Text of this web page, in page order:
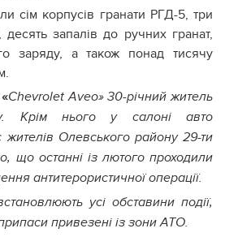
сім корпусів гранати РГД-5, три
запалів до ручних гранат,
заряду, а також понад тисячу
«Chevrolet Aveo» 30-річний житель
Крім нього у салоні авто
Олевського району 29-ти
що останні із лютого проходили
антитерористичної операції.
усі обставини події,
привезені із зони АТО.